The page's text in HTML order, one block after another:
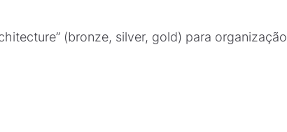
(bronze, silver, gold) para organização